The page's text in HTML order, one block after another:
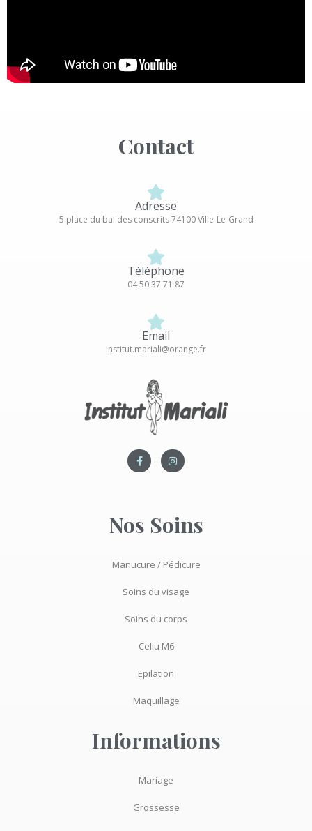
Contact
Adresse
5 place du bal des conscrits 74100 Ville-Le-Grand
Téléphone
04 50 37 71 87
Email
institut.mariali@orange.fr
F
a
c
k
-
I
n
s
a
m
Nos Soins
Manucure / Pédicure
Soins du visage
Soins du corps
Cellu M6
Epilation
Maquillage
Informations
Mariage
Grossesse